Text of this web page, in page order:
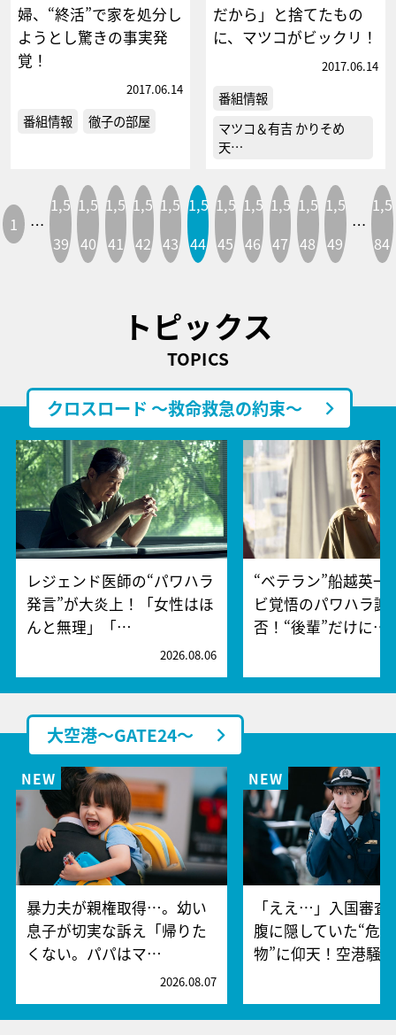
婦、“終活”で家を処分し
ようとし驚きの事実発
覚！
2017.06.14
番組情報 徹子の部屋
だから」と捨てたもの
に、マツコがビックリ！
2017.06.14
番組情報
マツコ＆有吉 かりそめ
天…
1 …
1,5
39
1,5
40
1,5
41
1,5
42
1,5
43
1,5
44
1,5
45
1,5
46
1,5
47
1,5
48
1,5
49
…
1,5
84
トピックス
TOPICS
クロスロード ～救命救急の約束～
レジェンド医師の“パワハラ
発言”が大炎上！「女性はほ
んと無理」「…
2026.08.06
“ベテラン”船越英一
ビ覚悟のパワハラ謝
否！“後輩”だけに…
大空港～GATE24～
暴力夫が親権取得…。幼い
息子が切実な訴え「帰りた
くない。パパはマ…
2026.08.07
「ええ…」入国審査
腹に隠していた“危
物”に仰天！空港騒